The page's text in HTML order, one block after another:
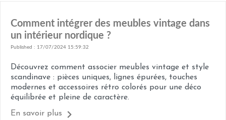
Comment intégrer des meubles vintage dans
un intérieur nordique ?
Published : 17/07/2024 15:59:32
Découvrez comment associer meubles vintage et style
scandinave : pièces uniques, lignes épurées, touches
modernes et accessoires rétro colorés pour une déco
équilibrée et pleine de caractère.
En savoir plus